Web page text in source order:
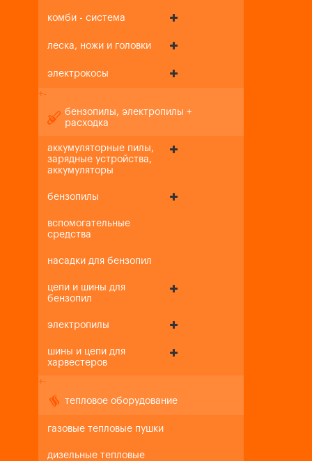
комби - система
леска, ножи и головки
электрокосы
+-
бензопилы, электропилы +
расходка
аккумуляторные пилы,
зарядные устройства,
аккумуляторы
бензопилы
вспомогательные
средства
насадки для бензопил
цепи и шины для
бензопил
электропилы
шины и цепи для
харвестеров
+-
тепловое оборудование
газовые тепловые пушки
дизельные тепловые